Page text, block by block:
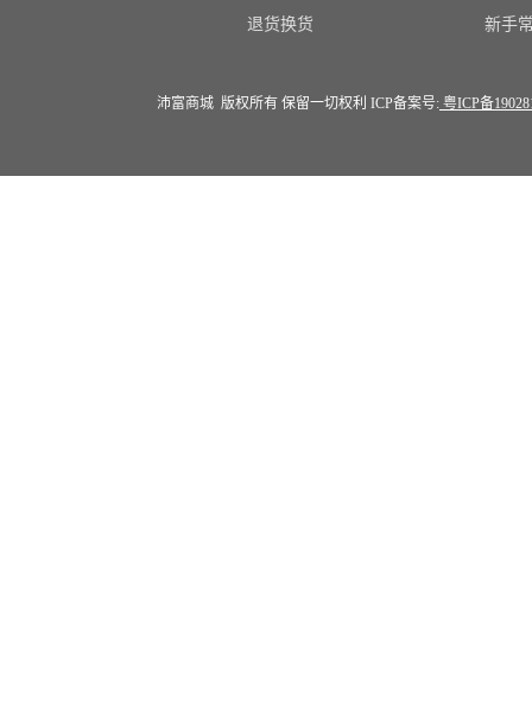
退货换货
新手
沛富商城 版权所有 保留一切权利 ICP备案号: 粤ICP备